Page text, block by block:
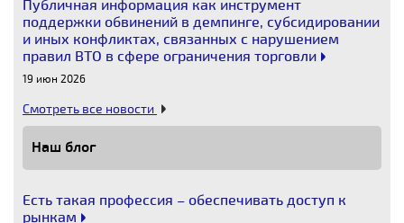
Публичная информация как инструмент
поддержки обвинений в демпинге, субсидировании
и иных конфликтах, связанных с нарушением
правил ВТО в сфере ограничения торговли
19 июн 2026
Смотреть все новости
Наш блог
Есть такая профессия – обеспечивать доступ к
рынкам